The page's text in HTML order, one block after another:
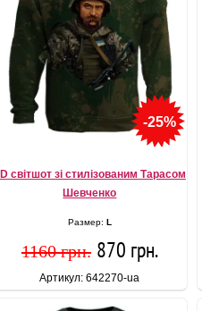
-25%
світшот зі стилізованим Тарасом
Шевченко
Размер: L
1160 грн. 870 грн.
Артикул: 642270-ua